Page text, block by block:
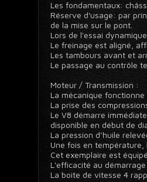
Les fondamentaux:
Réserve d'usage: par
de la mise sur le pont.
Lors de l'essai
Le freinage est aligné,
Les tambours avant et
Le passage au contrôle
Moteur / Transmission :
La mécanique
La prise des
Le V8 démarre
disponible en début de
La pression d’huile
Une fois en
Cet exemplaire est
L'efficacité au
La boite de vitesse 4